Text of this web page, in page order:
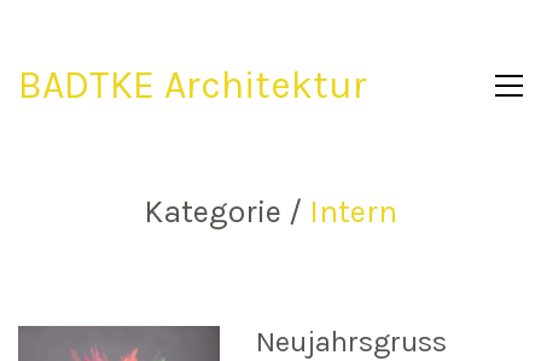
BADTKE Architektur
Kategorie / Intern
Neujahrsgruss